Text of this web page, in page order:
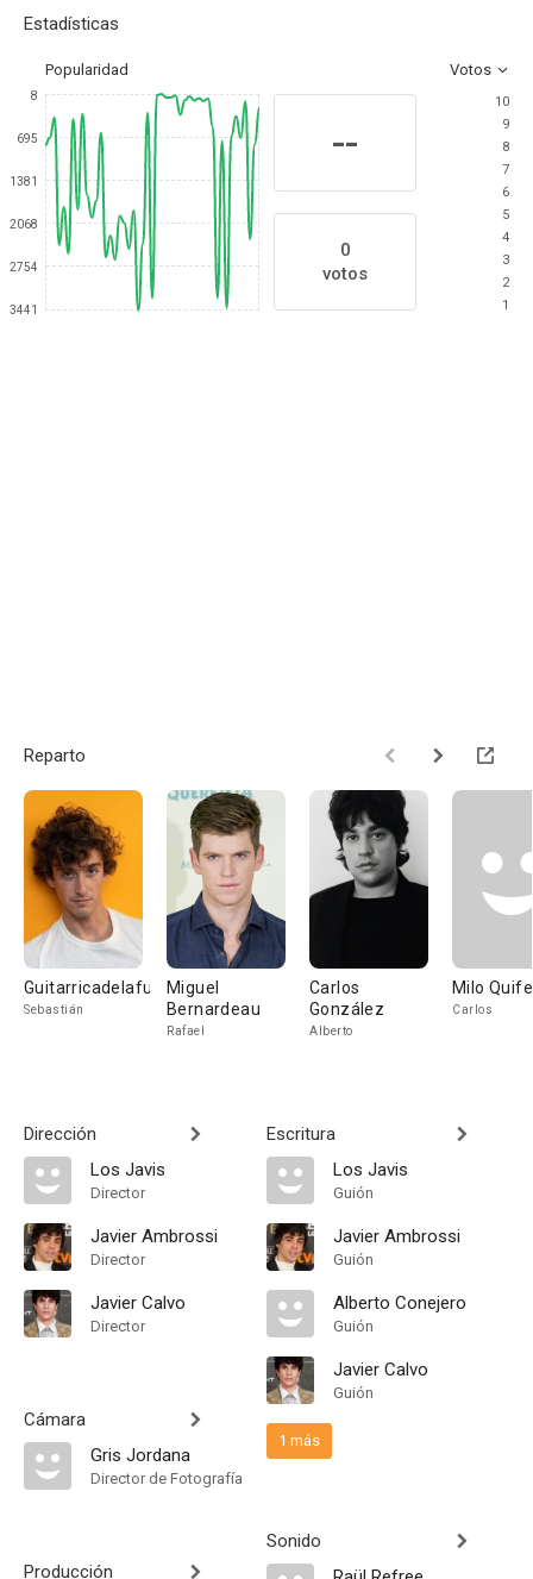
Estadísticas
Popularidad Votos
8
695
1381
2068
2754
3441
--
0
votos
10
9
8
7
6
5
4
3
2
1
Reparto
Guitarricadelafuente
Sebastián
Miguel
Bernardeau
Rafael
Carlos
González
Alberto
Milo
Carlos
Dirección
Los Javis
Director
Javier Ambrossi
Director
Javier Calvo
Director
Cámara
Gris Jordana
Director de Fotografía
Producción
Escritura
Los Javis
Guión
Javier Ambrossi
Guión
Alberto Conejero
Guión
Javier Calvo
Guión
1 más
Sonido